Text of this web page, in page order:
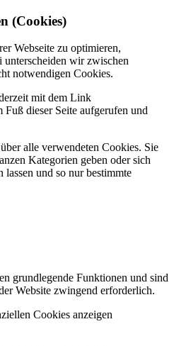
(Cookies)
Webseite zu optimieren,
wir zwischen
notwendigen Cookies.
mit dem Link
dieser Seite aufgerufen und
alle verwendeten Cookies. Sie
Kategorien geben oder sich
und so nur bestimmte
grundlegende Funktionen und sind
Website zwingend erforderlich.
Cookies anzeigen